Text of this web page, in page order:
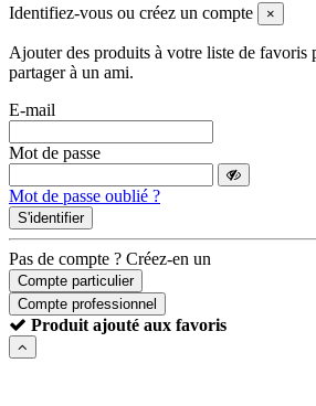
Identifiez-vous ou créez un compte ×
Ajouter des produits à votre liste de favoris
partager à un ami.
E-mail
Mot de passe
Mot de passe oublié ?
S'identifier
Pas de compte ? Créez-en un
Compte particulier
Compte professionnel
Produit ajouté aux favoris